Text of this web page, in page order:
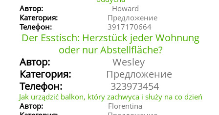
Автор:
Howard
Категория:
Предложение
Телефон:
3917170664
Der Esstisch: Herzstück jeder Wohnung
oder nur Abstellfläche?
Автор:
Wesley
Категория:
Предложение
Телефон:
323973454
Jak urządzić balkon, który zachwyca i służy na co dzień
Автор:
Florentina